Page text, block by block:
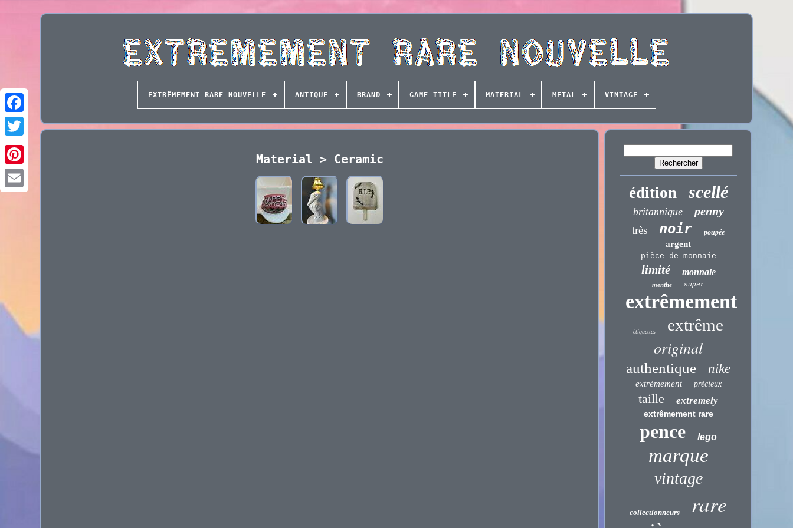
EXTRÊMEMENT RARE NOUVELLE ANTIQUE BRAND GAME TITLE MATERIAL METAL VINTAGE
Material > Ceramic
édition scellé
britannique penny
très noir poupée
argent
pièce de monnaie
limité monnaie
menthe super
extrêmement
étiquettes extrême
original
authentique nike
extrèmement précieux
taille extremely
extrêmement rare
pence lego
marque
vintage
collectionneurs rare